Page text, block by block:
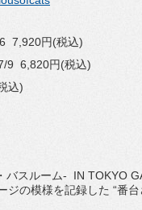
7,920円(税込)
9 6,820円(税込)
込)
スルーム- IN TOKYO
の模様を記録した “番